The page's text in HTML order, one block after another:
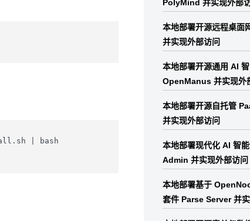
| bash
PolyMind 并实现外部
本地部署开源远程桌面
并实现外部访问
本地部署开源通用 AI
OpenManus 并实现外
本地部署开源自托管
并实现外部访问
本地部署现代化 AI 智
Admin 并实现外部访问
本地部署基于
套件 Parse Server 并